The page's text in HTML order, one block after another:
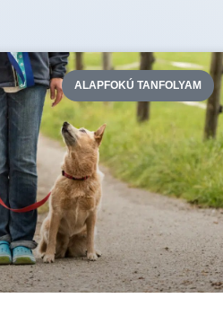
ALAPFOKÚ TANFOLYAM